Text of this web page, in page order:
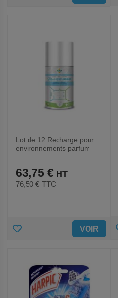
Lot de 12 Recharge pour
environnements parfum
63,75 €
76,50 € TTC
AJOUTER VOIR